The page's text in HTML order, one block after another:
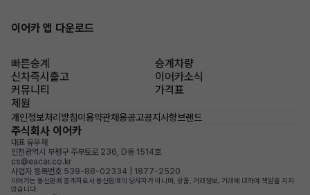
이어카 앱 다운로드
빠른승계
승계차량
신차즉시출고
이어카소식
커뮤니티
가격표
제원
개인정보처리방침이용약관채용공고공지사항브랜드
주식회사 이어카
대표 유우재
인천광역시 부평구 주부토로 236, D동 1514호
cs@eacar.co.kr
사업자 등록번호 539-88-02334 | 1877-2520
이어카는 통신판매 중개자로서 통신판매의 당사자가 아니며, 상품, 거래정보, 거래에 대하여 책임을 지지
않습니다.